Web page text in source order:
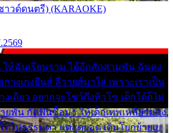
าวด์ดนตรี) (KARAOKE)
ให้ฉันเรียนราม ได้อีกสักสามพัน ฉันคง
างเกงยีนส์ ลีวายส์มาใส่ เพราะเราเป็น
งเดียว อยากจะโชว์ถึงหิวโซ เด็กใต้ก็ไม่
ยพัน กัดฟันซื้อมา ให้เด็กเทพเหลียวมอง
ต้ไม่ธรรมดา แต่สุดยอด เดินโยกย้ายเย